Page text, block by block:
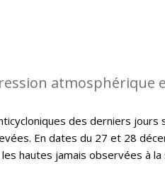
atmosphérique
des derniers
En dates du 27 et 28
hautes jamais observées à